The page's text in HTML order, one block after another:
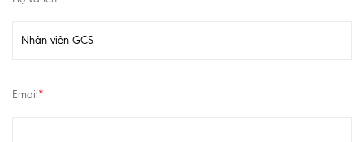
Email *